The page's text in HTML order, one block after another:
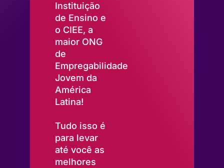
Instituição
de Ensino e
o CIEE, a
maior ONG
de
Empregabilidade
Jovem da
América
Latina!
Tudo isso é
para levar
até você as
melhores